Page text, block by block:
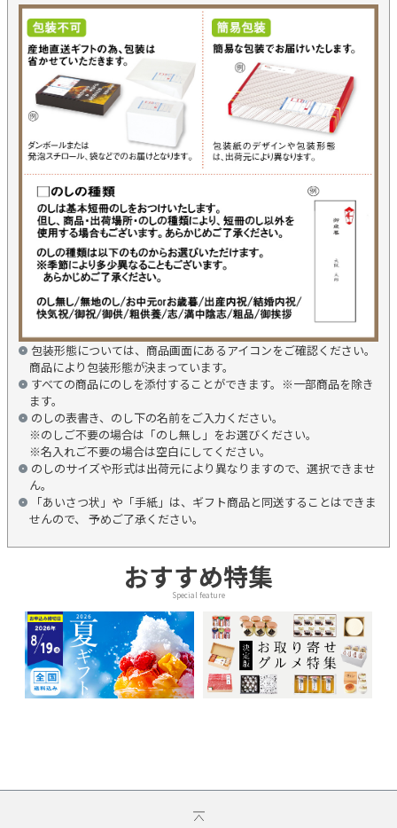
包装形態については、商品画面にあるアイコンをご確認ください。
商品により包装形態が決まっています。
すべての商品にのしを添付することができます。※一部商品を除き
ます。
のしの表書き、のし下の名前をご入力ください。
※のしご不要の場合は「のし無し」をお選びください。
※名入れご不要の場合は空白にしてください。
のしのサイズや形式は出荷元により異なりますので、選択できませ
ん。
「あいさつ状」や「手紙」は、ギフト商品と同送することはできま
せんので、 予めご了承ください。
おすすめ特集
Special feature